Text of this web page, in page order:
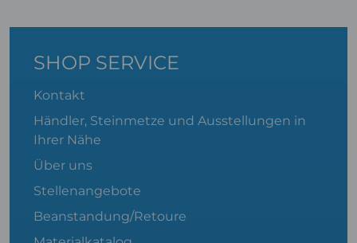
SHOP SERVICE
Kontakt
Händler, Steinmetze und Ausstellungen in
Ihrer Nähe
Über uns
Stellenangebote
Beanstandung/Retoure